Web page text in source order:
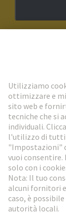
Newsletter
Vai al
Social Media